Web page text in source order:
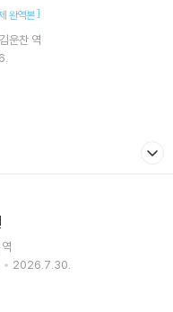
완역본]
김운찬 역
역
2026.7.30.